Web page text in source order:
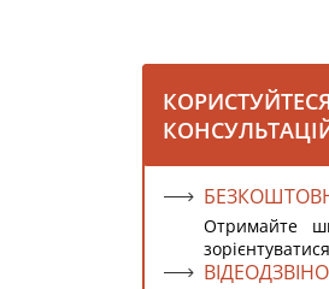
Отримайте